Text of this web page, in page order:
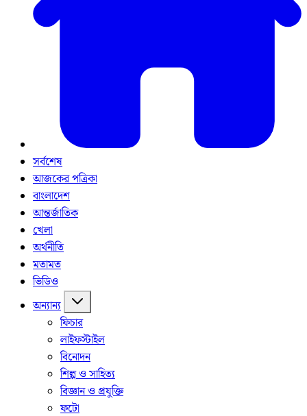
সর্বশেষ
আজকের পত্রিকা
বাংলাদেশ
আন্তর্জাতিক
খেলা
অর্থনীতি
মতামত
ভিডিও
অন্যান্য
ফিচার
লাইফস্টাইল
বিনোদন
শিল্প ও সাহিত্য
বিজ্ঞান ও প্রযুক্তি
ফটো